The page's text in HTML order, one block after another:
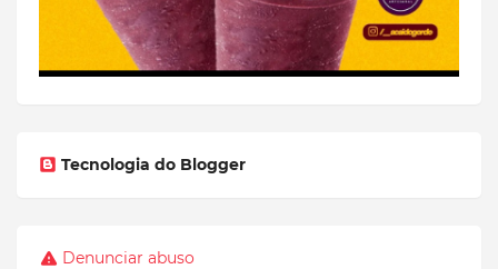
Tecnologia do Blogger
Denunciar abuso